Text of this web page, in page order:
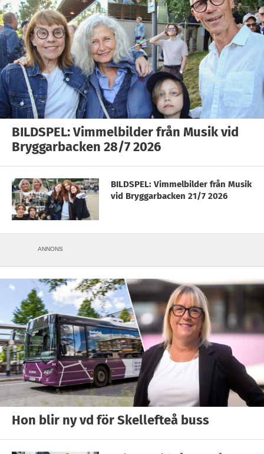
BILDSPEL: Vimmelbilder från Musik vid
Bryggarbacken 28/7 2026
BILDSPEL: Vimmelbilder från Musik
vid Bryggarbacken 21/7 2026
ANNONS
Hon blir ny vd för Skellefteå buss